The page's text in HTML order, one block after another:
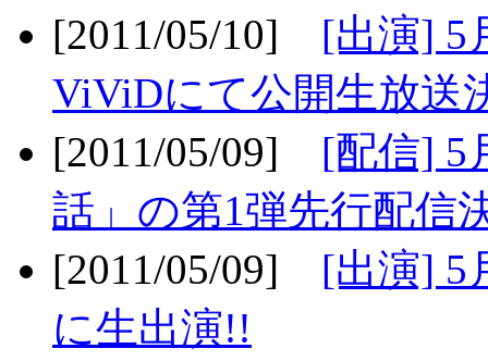
[2011/05/10] [出演] 5
ViViDにて公開生放送
[2011/05/09] [配信] 5
話」の第1弾先行配信
[2011/05/09] [出演] 5
に生出演!!